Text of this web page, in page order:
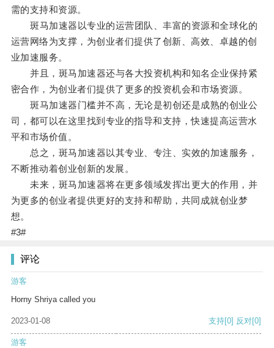
需的支持和资源。
斑马加速器以专业的运营团队、丰富的资源和全球化的
运营网络为支撑，为创业者们提供了创新、高效、卓越的创
业加速服务。
并且，斑马加速器还与各大投资机构和知名企业保持紧
密合作，为创业者们提供了更多的投资机会和市场资源。
斑马加速器门槛并不高，无论是初创还是成熟的创业公
司，都可以在这里找到专业的指导和支持，快速提高运营水
平和市场价值。
总之，斑马加速器以其专业、专注、实效的加速服务，
不断推动着创业创新的发展。
未来，斑马加速器将在更多领域发挥出更大的作用，并
为更多的创业者提供更好的支持和帮助，共同成就创业梦
想。
#3#
评论
游客
Horny Shriya called you
2023-01-08 支持[0] 反对[0]
游客